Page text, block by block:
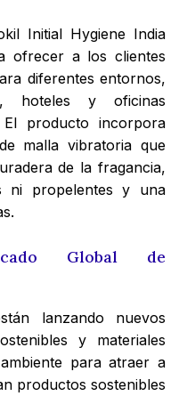
Initial Hygiene India
ofrecer a los clientes
diferentes entornos,
hoteles y oficinas
producto incorpora
malla vibratoria que
de la fragancia,
ni propelentes y una
Global de
lanzando nuevos
y materiales
para atraer a
productos sostenibles